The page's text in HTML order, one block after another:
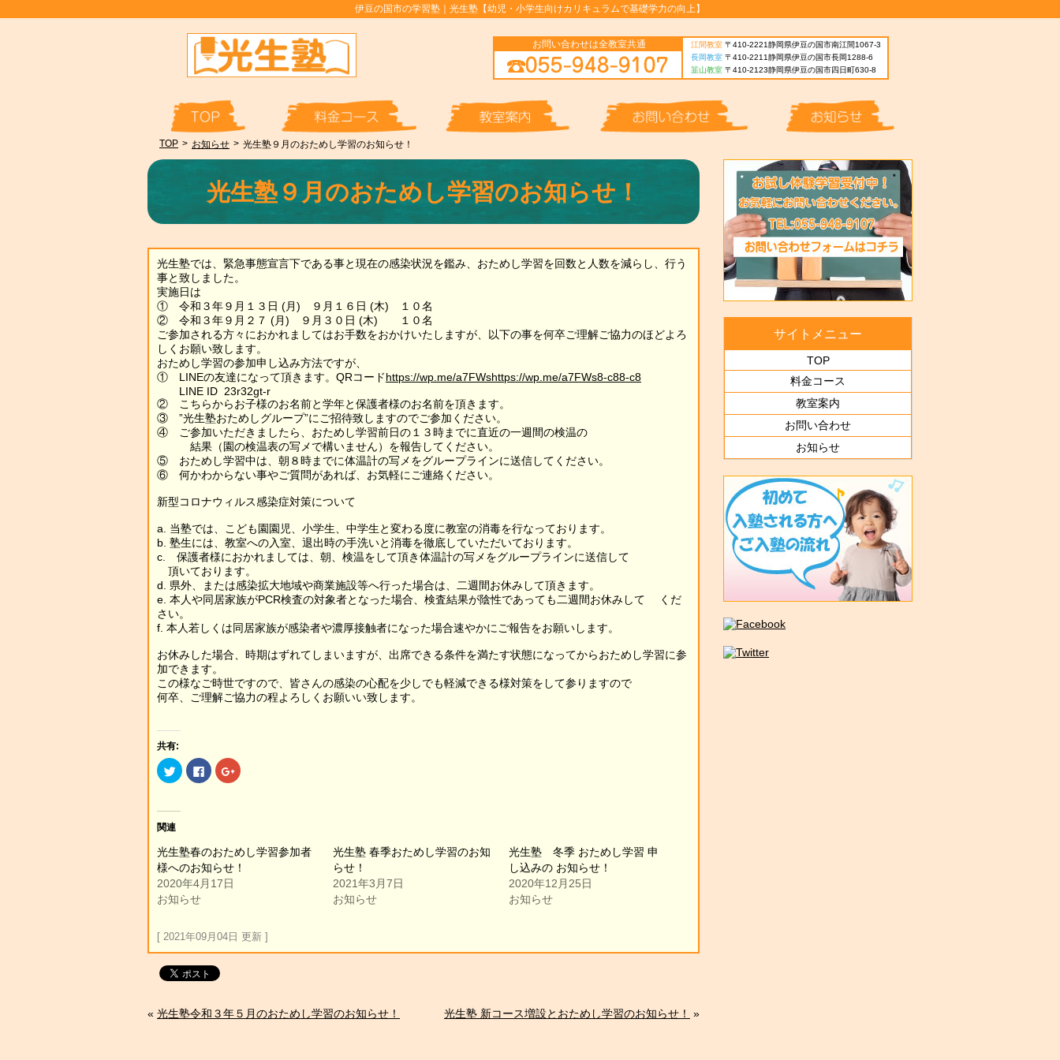
伊豆の国市の学習塾｜光生塾【幼児・小学生向けカリキュラムで基礎学力の向上】
お問い合わせは全教室共通 江間教室 〒410-2221静岡県伊豆の国市南江間1067-3
長岡教室 〒410-2211静岡県伊豆の国市長岡1288-6
韮山教室 〒410-2123静岡県伊豆の国市四日町630-8
TOP > お知らせ > 光生塾９月のおためし学習のお知らせ！
光生塾９月のおためし学習のお知らせ！
光生塾では、緊急事態宣言下である事と現在の感染状況を鑑み、おためし学習を回数と人数を減らし、行う
事と致しました。
実施日は
① 令和３年９月１３日 (月) ９月１６日 (木) １０名
② 令和３年９月２７ (月) ９月３０日 (木) １０名
ご参加される方々におかれましてはお手数をおかけいたしますが、以下の事を何卒ご理解ご協力のほどよろ
しくお願い致します。
おためし学習の参加申し込み方法ですが、
① LINEの友達になって頂きます。QRコードhttps://wp.me/a7FWshttps://wp.me/a7FWs8-c88-c8
LINE ID 23r32gt-r
② こちらからお子様のお名前と学年と保護者様のお名前を頂きます。
③ ”光生塾おためしグループ”にご招待致しますのでご参加ください。
④ ご参加いただきましたら、おためし学習前日の１３時までに直近の一週間の検温の
結果（園の検温表の写メで構いません）を報告してください。
⑤ おためし学習中は、朝８時までに体温計の写メをグループラインに送信してください。
⑥ 何かわからない事やご質問があれば、お気軽にご連絡ください。
新型コロナウィルス感染症対策について
a. 当塾では、こども園園児、小学生、中学生と変わる度に教室の消毒を行なっております。
b. 塾生には、教室への入室、退出時の手洗いと消毒を徹底していただいております。
c. 保護者様におかれましては、朝、検温をして頂き体温計の写メをグループラインに送信して
頂いております。
d. 県外、または感染拡大地域や商業施設等へ行った場合は、二週間お休みして頂きます。
e. 本人や同居家族がPCR検査の対象者となった場合、検査結果が陰性であっても二週間お休みして くだ
さい。
f. 本人若しくは同居家族が感染者や濃厚接触者になった場合速やかにご報告をお願いします。
お休みした場合、時期はずれてしまいますが、出席できる条件を満たす状態になってからおためし学習に参
加できます。
この様なご時世ですので、皆さんの感染の心配を少しでも軽減できる様対策をして参りますので
何卒、ご理解ご協力の程よろしくお願いい致します。
共有:
ク
リ
て
共
有
(新
し
い
ウ
ィ
で
き
ま
す)
Facebook
で
リ
ッ
ク
し
て
(新
い
ウ
ィ
ン
で
開
ク
リ
有
(新
し
で
き
関連
光生塾春のおためし学習参加者
様へのお知らせ！
2020年4月17日
お知らせ
光生塾 春季おためし学習のお知
らせ！
2021年3月7日
お知らせ
光生塾 冬季 おためし学習 申
し込みの お知らせ！
2020年12月25日
お知らせ
[ 2021年09月04日 更新 ]
« 光生塾令和３年５月のおためし学習のお知らせ！ 光生塾 新コース増設とおためし学習のお知らせ！ »
サイトメニュー
TOP
料金コース
教室案内
お問い合わせ
お知らせ